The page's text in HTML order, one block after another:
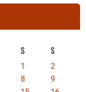
S S
1
2
8
9